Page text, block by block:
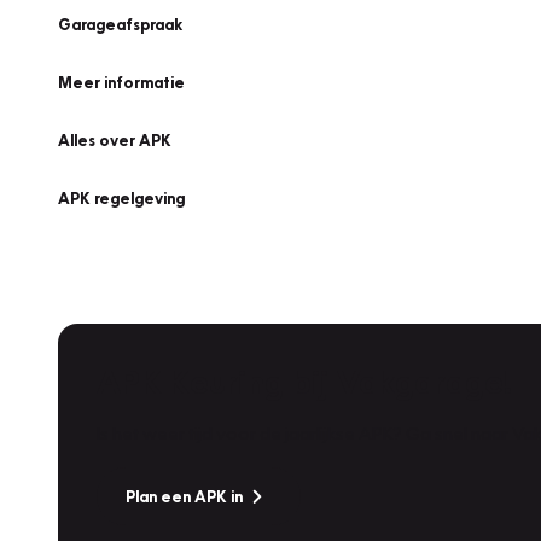
Garageafspraak
Meer informatie
Alles over APK
APK regelgeving
Plan een APK in